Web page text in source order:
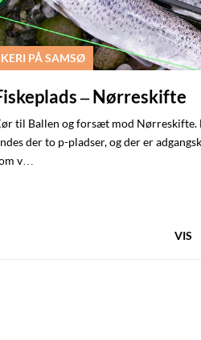
PÅ SAMSØ
– Nørreskifte
til Ballen og forsæt mod Nørreskifte.
der to p-pladser, og der er
v…
VIS